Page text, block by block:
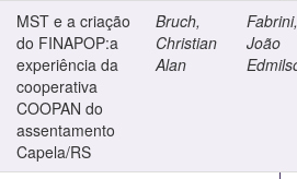
MST e a criação
do FINAPOP:a
experiência da
cooperativa
COOPAN do
assentamento
Capela/RS
Bruch,
Christian
Alan
Fabrini,
João